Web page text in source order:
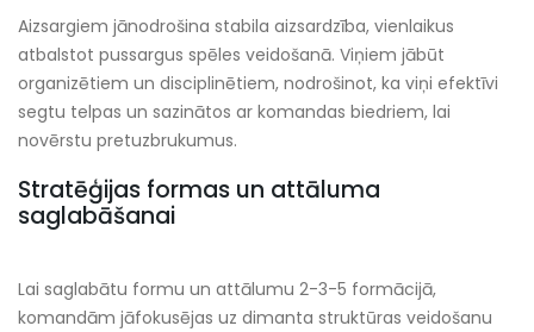
Aizsargiem jānodrošina stabila aizsardzība, vienlaikus
atbalstot pussargus spēles veidošanā. Viņiem jābūt
organizētiem un disciplinētiem, nodrošinot, ka viņi efektīvi
segtu telpas un sazinātos ar komandas biedriem, lai
novērstu pretuzbrukumus.
Stratēģijas formas un attāluma
saglabāšanai
Lai saglabātu formu un attālumu 2-3-5 formācijā,
komandām jāfokusējas uz dimanta struktūras veidošanu